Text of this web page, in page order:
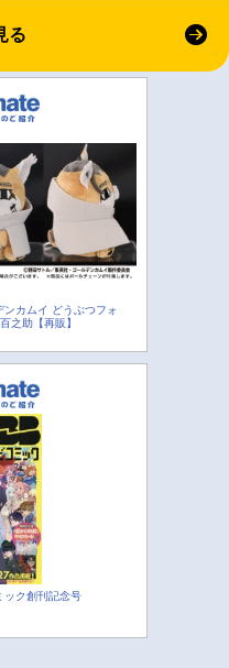
る
ンカムイ どうぶつフォ
之助【再販】
ック創刊記念号